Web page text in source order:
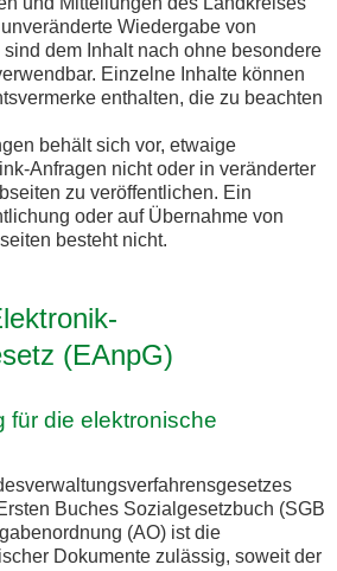
Wiedergabe von
dem Inhalt nach ohne besondere
Einzelne Inhalte können
enthalten, die zu beachten
behält sich vor, etwaige
Anfragen nicht oder in veränderter
zu veröffentlichen. Ein
oder auf Übernahme von
besteht nicht.
(EAnpG)
für die elektronische
Buches Sozialgesetzbuch (SGB
(AO) ist die
Dokumente zulässig, soweit der